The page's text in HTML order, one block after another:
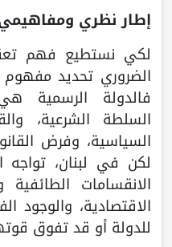
إطار نظري
لكي نستطيع فهم
الضروري تحديد مفهوم
فالدولة الرسمية
السلطة الشرعية،
السياسية، وفرض
لكن في لبنان، تواجه
الانقسامات
الاقتصادية، والوجود
للدولة أو قد تفوق